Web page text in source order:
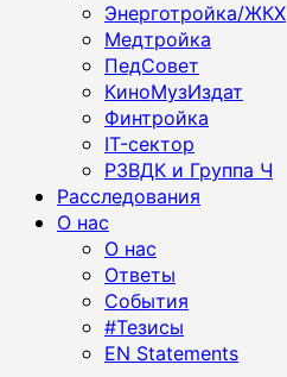
Энерготройка/ЖКХ
Медтройка
ПедСовет
КиноМузИздат
Финтройка
IT-сектор
РЗВДК и Группа Ч
Расследования
О нас
О нас
Ответы
События
#Тезисы
EN Statements